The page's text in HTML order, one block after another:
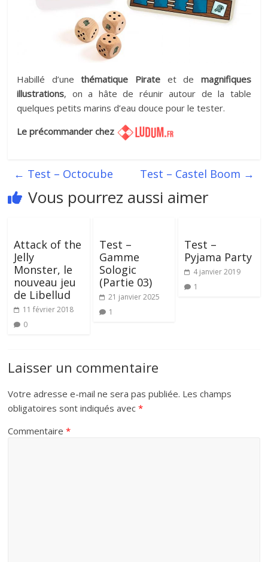
Habillé d’unethématique Pirate et de magnifiques
illustrations, on a hâte de réunir autour de la table
quelques petits marins d’eau douce pour le tester.
Le précommander chez
← Test – Octocube Test – Castel Boom →
Vous pourrez aussi aimer
Attack of the
Jelly
Monster, le
nouveau jeu
de Libellud
11 février 2018
0
Test –
Gamme
Sologic
(Partie 03)
21 janvier 2025
1
Test –
Pyjama Party
4 janvier 2019
1
Laisser un commentaire
Votre adresse e-mail ne sera pas publiée. Les champs
obligatoires sont indiqués avec*
Commentaire*